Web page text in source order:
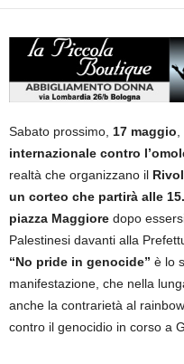
Sabato prossimo, 17 maggio,
internazionale contro
realtà che organizzano il
un corteo che partirà alle
piazza Maggiore dopo
Palestinesi davanti alla
“No pride in genocide” è lo
manifestazione, che nella
anche la contrarietà al
contro il genocidio in corso a